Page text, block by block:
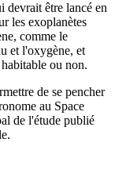
devrait être lancé en
les exoplanètes
comme le
et l'oxygène, et
ou non.
de se pencher
au Space
de l'étude publié